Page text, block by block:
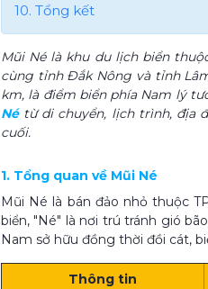
10. Tổng kết
Mũi Né là khu du lịch biển
cùng tỉnh Đắk Nông và tỉnh
km, là điểm biển phía Nam lý
Nétừ di chuyển, lịch trình, địa
cuối.
1. Tổng quan về Mũi Né
Mũi Né là bán đảo nhỏ thuộc
biển, "Né" là nơi trú tránh gió
Nam sở hữu đồng thời đồi cát,
Thông tin